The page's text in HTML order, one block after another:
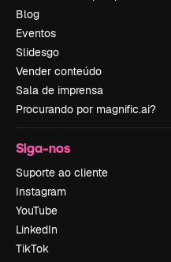
Blog
Eventos
Slidesgo
Vender conteúdo
Sala de imprensa
Procurando por magnific.ai?
Siga-nos
Suporte ao cliente
Instagram
YouTube
LinkedIn
TikTok